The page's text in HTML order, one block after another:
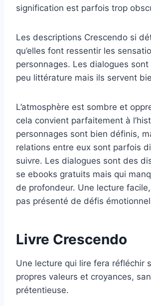
signification est parfois trop
Les descriptions Crescendo si
qu’elles font ressentir les
personnages. Les dialogues
peu littérature mais ils servent
L’atmosphère est sombre et
cela convient parfaitement à
personnages sont bien définis,
relations entre eux sont parfois
suivre. Les dialogues sont des
se ebooks gratuits mais qui
de profondeur. Une lecture facile,
pas présenté de défis
Livre Crescendo
Une lecture qui lire fera réfléchir
propres valeurs et croyances,
prétentieuse.